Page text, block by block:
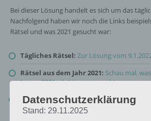
Bei dieser Lösung handelt es sich um das
Nachfolgend haben wir noch die Links
Rätsel und was 2021 gesucht war:
Tägliches Rätsel: Zur Lösung vom
Rätsel aus dem Jahr 2021: Schau mal,
Januar 2021, als Lösung gesucht war
Zur Übersicht :4 Bilder 1 Wort Lösungen
im Januar 2022!
Datenschutzerklärung
Stand: 29.11.2025